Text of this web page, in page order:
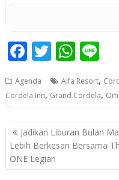
F
e
b
o
o
k
T
itt
er
W
at
s
A
p
p
e
Agenda Alfa Resort,
Cordela Inn, Grand Cordela,
P
o
s
Jadikan Liburan Bulan
Lebih Berkesan Bersama
ONE Legian